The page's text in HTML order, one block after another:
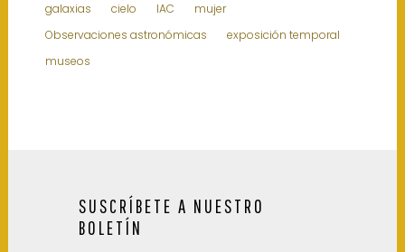
galaxias
cielo IAC
mujer
Observaciones astronómicas
exposición temporal
museos
SUSCRÍBETE A NUESTRO
BOLETÍN